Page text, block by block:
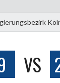
VS